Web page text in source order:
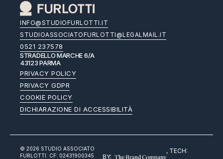
INFO@STUDIOFURLOTTI.IT
STUDIOASSOCIATOFURLOTTI@LEGALMAIL.IT
0521 237578
STRADELLO MARCHE 6/A
43123 PARMA
PRIVACY POLICY
PRIVACY GDPR
COOKIE POLICY
DICHIARAZIONE DI ACCESSIBILITÀ
© 2026 STUDIO ASSOCIATO
FURLOTTI. CF: 02431900345
BY:
, TECH: